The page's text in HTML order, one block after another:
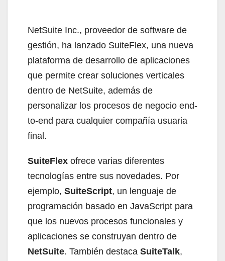
NetSuite Inc., proveedor de software de
gestión, ha lanzado SuiteFlex, una nueva
plataforma de desarrollo de aplicaciones
que permite crear soluciones verticales
dentro de NetSuite, además de
personalizar los procesos de negocio end-
to-end para cualquier compañía usuaria
final.
SuiteFlex ofrece varias diferentes
tecnologías entre sus novedades. Por
ejemplo, SuiteScript, un lenguaje de
programación basado en JavaScript para
que los nuevos procesos funcionales y
aplicaciones se construyan dentro de
NetSuite. También destaca SuiteTalk,